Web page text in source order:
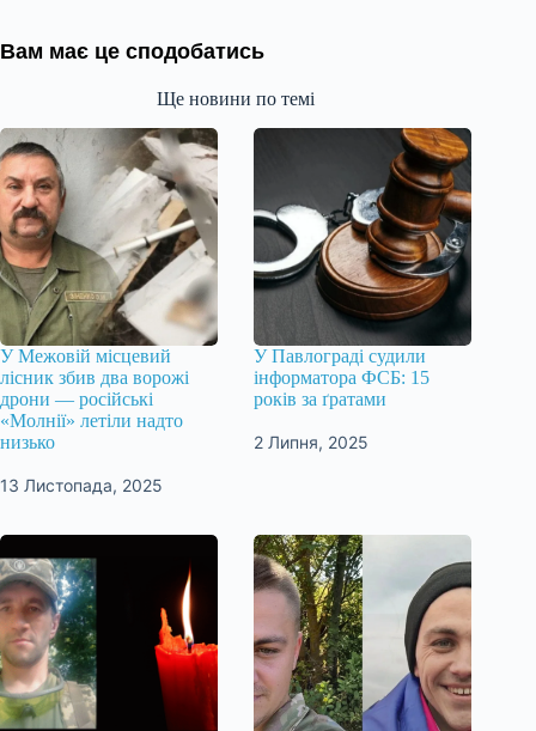
Вам має це сподобатись
Ще новини по темі
У Межовій місцевий
лісник збив два ворожі
дрони — російські
«Молнії» летіли надто
низько
13 Листопада, 2025
У Павлограді судили
інформатора ФСБ: 15
років за ґратами
2 Липня, 2025